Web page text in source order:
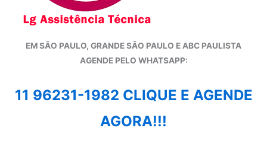
EM SÃO PAULO, GRANDE SÃO PAULO E ABC PAULISTA
AGENDE PELO WHATSAPP:
11 96231-1982 CLIQUE E AGENDE
AGORA!!!